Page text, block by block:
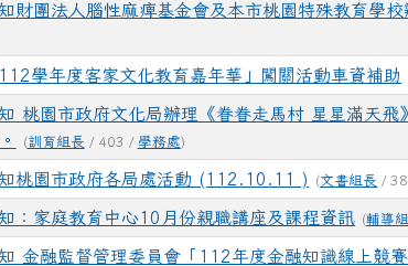
財團法人腦性麻痺基金會及本市桃園特殊教育學
112學年度客家文化教育嘉年華」闖關活動車資補助
桃園市政府文化局辦理《眷眷走馬村 星星滿天
(訓育組長 / 403 / 學務處)
桃園市政府各局處活動 (112.10.11 ) (文書組長 /
：家庭教育中心10月份親職講座及課程資訊 (輔導
金融監督管理委員會「112年度金融知識線上競